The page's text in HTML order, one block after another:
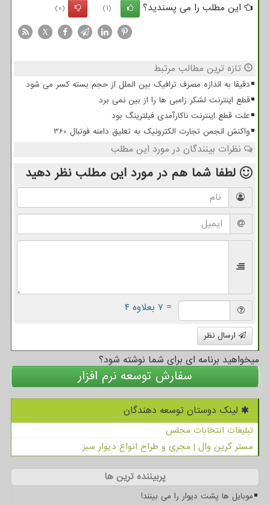
این مطلب را می پسندید؟
(1)
(0)
X
تازه ترین مطالب مرتبط
دقیقا به اندازه مصرف ترافیک بین الملل از حجم بسته کسر می شود
قطع اینترنت لشکر زامبی ها را از بین نمی برد
علت قطع اینترنت ناکارآمدی فیلترینگ بود
واکنش انجمن تجارت الکترونیک به تعلیق دامنه فوتبال 360
نظرات بینندگان در مورد این مطلب
لطفا شما هم در مورد این مطلب نظر دهید
= ۷ بعلاوه ۴
ارسال نظر
میخواهید برنامه ای برای شما نوشته شود؟
سفارش توسعه نرم افزار
لینک دوستان توسعه دهندگان
تبلیغات انتخابات مجلس
مستر گرین وال | مجری و طراح انواع دیوار سبز
پربیننده ترین ها
موبایل ها پشت دیوار را می بینند!